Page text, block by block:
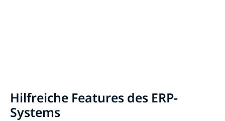
Hilfreiche Features des ERP-
Systems